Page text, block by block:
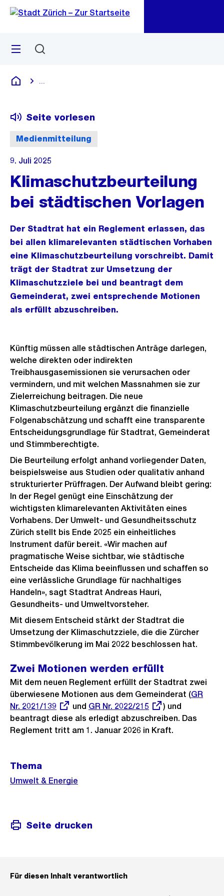
Navigation
Sprunglink
Menü
Deutsch
Medienmitteilung
Seite vorlesen
9. Juli 2025
Klimaschutzbeurteilung
bei städtischen Vorlagen
Der Stadtrat hat ein Reglement erlassen, das
bei allen klimarelevanten städtischen Vorhaben
eine Klimaschutzbeurteilung vorschreibt. Damit
trägt der Stadtrat zur Umsetzung der
Klimaschutzziele bei und beantragt dem
Gemeinderat, zwei entsprechende Motionen
als erfüllt abzuschreiben.
Künftig müssen alle städtischen Anträge darlegen,
welche direkten oder indirekten
Treibhausgasemissionen sie verursachen oder
vermindern, und mit welchen Massnahmen sie zur
Zielerreichung beitragen. Die neue
Klimaschutzbeurteilung ergänzt die finanzielle
Folgenabschätzung und schafft eine transparente
Entscheidungsgrundlage für Stadtrat, Gemeinderat
und Stimmberechtigte.
Die Beurteilung erfolgt anhand vorliegender Daten,
beispielsweise aus Studien oder qualitativ anhand
strukturierter Prüffragen. Der Aufwand bleibt gering:
In der Regel genügt eine Einschätzung der
wichtigsten klimarelevanten Aktivitäten eines
Vorhabens. Der Umwelt- und Gesundheitsschutz
Zürich stellt bis Ende 2025 ein einheitliches
Instrument dafür bereit. «Wir machen auf
pragmatische Weise sichtbar, wie städtische
Entscheide das Klima beeinflussen und schaffen so
eine verlässliche Grundlage für nachhaltiges
Handeln», sagt Stadtrat Andreas Hauri,
Gesundheits- und Umweltvorsteher.
Mit diesem Entscheid stärkt der Stadtrat die
Umsetzung der Klimaschutzziele, die die Zürcher
Stimmbevölkerung im Mai 2022 beschlossen hat.
Zwei Motionen werden erfüllt
Mit dem neuen Reglement erfüllt der Stadtrat zwei
überwiesene Motionen aus dem Gemeinderat (Externer
GR
Nr. 2021/139
und Externer
Link:
GR Nr. 2022/215
) und
beantragt diese als erledigt abzuschreiben. Das
Reglement tritt am 1. Januar 2026 in Kraft.
Weitere
Informationen
Thema
Umwelt & Energie
Seite drucken
Für diesen Inhalt verantwortlich